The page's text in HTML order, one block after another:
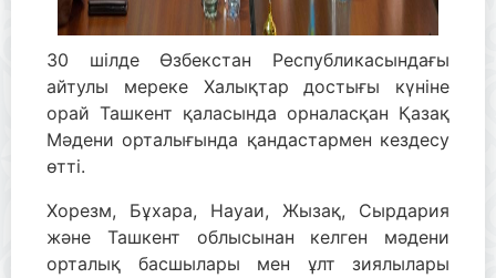
30 шілде Өзбекстан Республикасындағы
айтулы мереке Халықтар достығы күніне
орай Ташкент қаласында орналасқан Қазақ
Мәдени орталығында қандастармен кездесу
өтті.
Хорезм, Бұхара, Науаи, Жызақ, Сырдария
және Ташкент облысынан келген мәдени
орталық басшылары мен ұлт зиялылары